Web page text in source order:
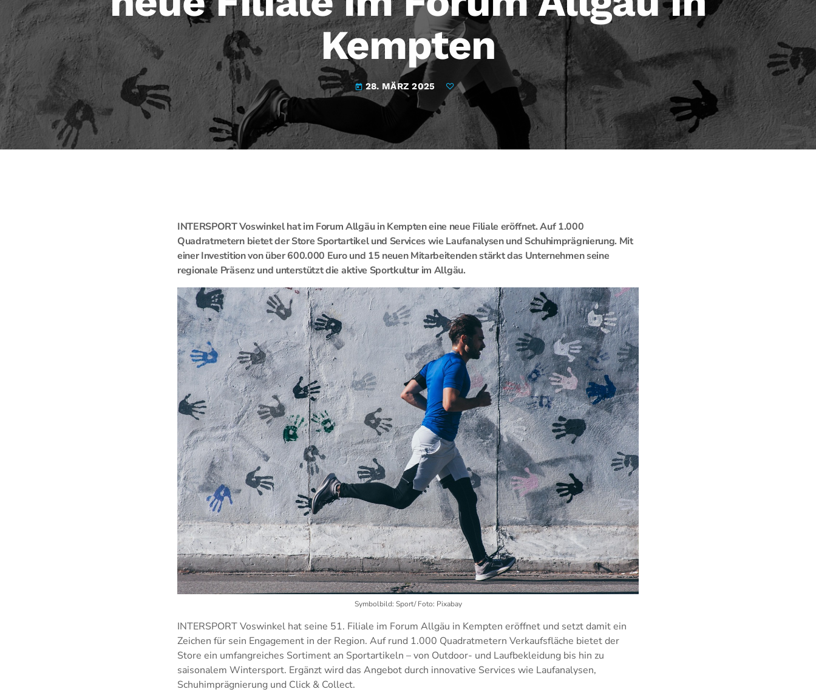
Kempten
today 28. MÄRZ 2025
INTERSPORT Voswinkel hat im Forum Allgäu in Kempten eine neue Filiale eröffnet. Auf 1.000
Quadratmetern bietet der Store Sportartikel und Services wie Laufanalysen und Schuhimprägnierung. Mit
einer Investition von über 600.000 Euro und 15 neuen Mitarbeitenden stärkt das Unternehmen seine
regionale Präsenz und unterstützt die aktive Sportkultur im Allgäu.
Symbolbild: Sport/ Foto: Pixabay
INTERSPORT Voswinkel hat seine 51. Filiale im Forum Allgäu in Kempten eröffnet und setzt damit ein
Zeichen für sein Engagement in der Region. Auf rund 1.000 Quadratmetern Verkaufsfläche bietet der
Store ein umfangreiches Sortiment an Sportartikeln – von Outdoor- und Laufbekleidung bis hin zu
saisonalem Wintersport. Ergänzt wird das Angebot durch innovative Services wie Laufanalysen,
Schuhimprägnierung und Click & Collect.